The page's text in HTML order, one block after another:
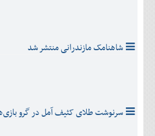
شاهنامک مازندرانی منتشر شد
سرنوشت طلای کثیف آمل در گرو